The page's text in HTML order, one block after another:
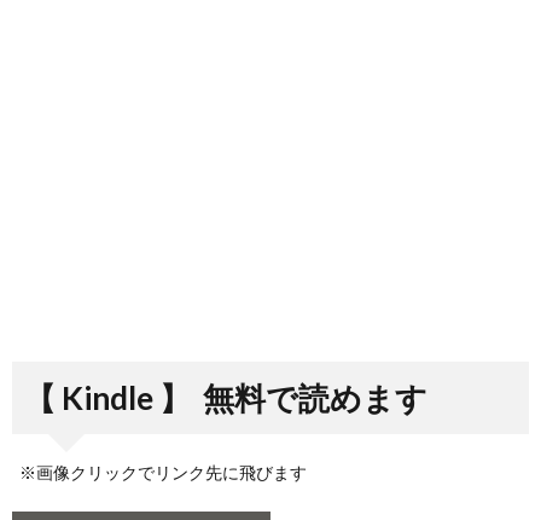
【 Kindle 】 無料で読めます
※画像クリックでリンク先に飛びます